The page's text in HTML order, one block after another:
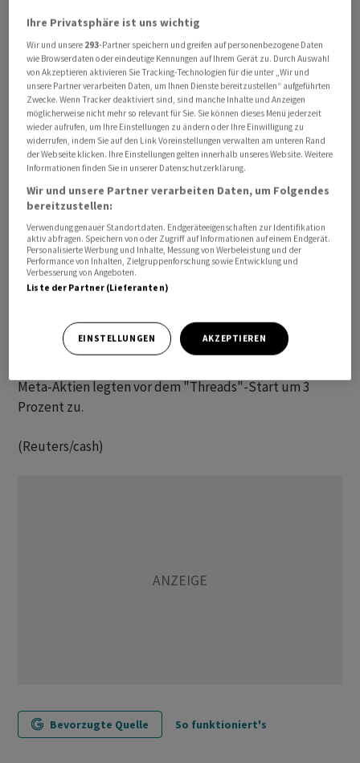
"Lasst es uns machen. Willkommen bei Threads",
schrieb Firmenchef Mark Zuckerberg auf der neuen App
zusammen mit einem Feuer-Emoji. Die mehr als zwei
Milliarden Nutzer der Meta-Plattform Instagram
können sich bei "Threads" mit ihren Instagram-
Anmeldedaten anmelden.
Der neue Kurznachrichtendienst bedeutet einen
weiteren Rückschlag für Twitter-Chef Elon Musk.
aufgeregt zu sein, dass Meta wirklich einen 'Twitter-
Killer' hat", sagte Danni Hewson, Leiter der
Meta-Aktien legten vor dem "Threads"-Start um 3
Prozent zu.
(Reuters/cash)
Bevorzugte Quelle So funktioniert's
Ihre Privatsphäre ist uns wichtig
Wir und unsere 293-Partner speichern und greifen auf personenbezogene Daten
wie Browserdaten oder eindeutige Kennungen auf Ihrem Gerät zu. Durch Auswahl
von Akzeptieren aktivieren Sie Tracking-Technologien für die unter „Wir und
unsere Partner verarbeiten Daten, um Ihnen Dienste bereitzustellen“ aufgeführten
Zwecke. Wenn Tracker deaktiviert sind, sind manche Inhalte und Anzeigen
möglicherweise nicht mehr so relevant für Sie. Sie können dieses Menü jederzeit
wieder aufrufen, um Ihre Einstellungen zu ändern oder Ihre Einwilligung zu
widerrufen, indem Sie auf den Link Voreinstellungen verwalten am unteren Rand
der Webseite klicken. Ihre Einstellungen gelten innerhalb unseres Website. Weitere
Informationen finden Sie in unserer Datenschutzerklärung.
Wir und unsere Partner verarbeiten Daten, um Folgendes
bereitzustellen:
Verwendung genauer Standortdaten. Endgeräteeigenschaften zur Identifikation
aktiv abfragen. Speichern von oder Zugriff auf Informationen auf einem Endgerät.
Personalisierte Werbung und Inhalte, Messung von Werbeleistung und der
Performance von Inhalten, Zielgruppenforschung sowie Entwicklung und
Verbesserung von Angeboten.
Liste der Partner (Lieferanten)
EINSTELLUNGEN AKZEPTIEREN